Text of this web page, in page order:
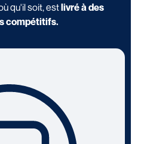
qu'il soit, estlivré à des
compétitifs.